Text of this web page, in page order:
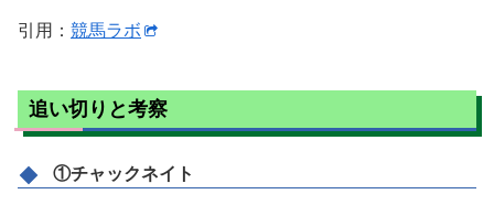
引用： 競馬ラボ
追い切りと考察
①チャックネイト